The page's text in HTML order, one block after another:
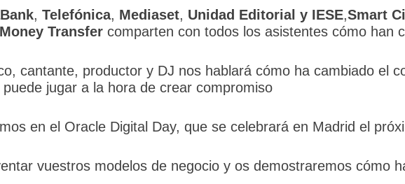
, Telefónica, Mediaset, Unidad Editorial y IESE,Smart
Transfer comparten con todos los asistentes cómo han
cantante, productor y DJ nos hablará cómo ha cambiado el
jugar a la hora de crear compromiso
en el Oracle Digital Day, que se celebrará en Madrid el
vuestros modelos de negocio y os demostraremos cómo